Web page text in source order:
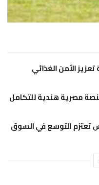
تعزيز الأمن الغذائي
مصرية هندية للتكامل
تعتزم التوسع في السوق